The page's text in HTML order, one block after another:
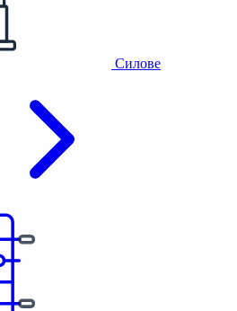
Силове